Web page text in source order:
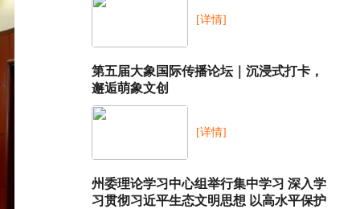
[详情]
第五届大象国际传播论坛｜沉浸式打卡，
邂逅萌象文创
[详情]
州委理论学习中心组举行集中学习 深入学
习贯彻习近平生态文明思想 以高水平保护